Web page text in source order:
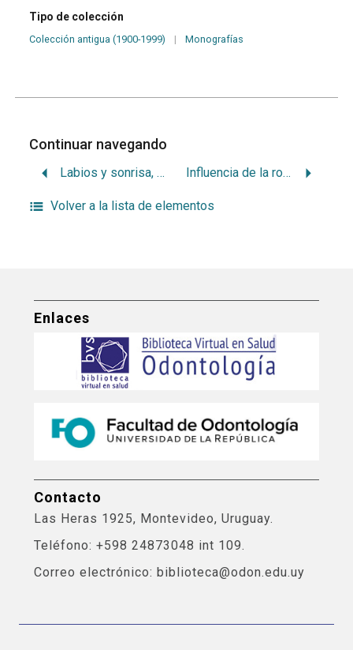
Tipo de colección
Colección antigua (1900-1999) | Monografías
Continuar navegando
Labios y sonrisa, función y estética Influencia de la rotación mandibular en la posición del hueso hioides
Volver a la lista de elementos
Enlaces
Contacto
Las Heras 1925, Montevideo, Uruguay.
Teléfono: +598 24873048 int 109.
Correo electrónico: biblioteca@odon.edu.uy